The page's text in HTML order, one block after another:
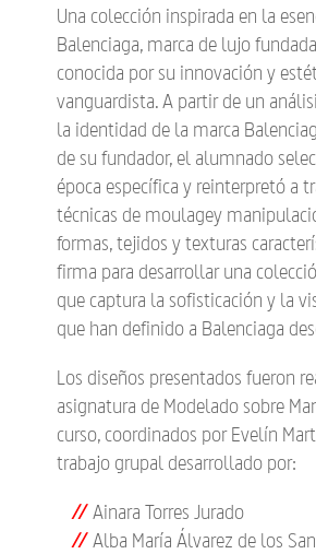
Una colección inspirada en la
Balenciaga, marca de lujo
conocida por su innovación y
vanguardista. A partir de un
la identidad de la marca
de su fundador, el alumnado
época específica y reinterpretó a
técnicas de moulagey
formas, tejidos y texturas
firma para desarrollar una
que captura la sofisticación y la
que han definido a Balenciaga
Los diseños presentados fueron
asignatura de Modelado sobre
curso, coordinados por Evelín
trabajo grupal desarrollado por:
Ainara Torres Jurado
Alba María Álvarez de los